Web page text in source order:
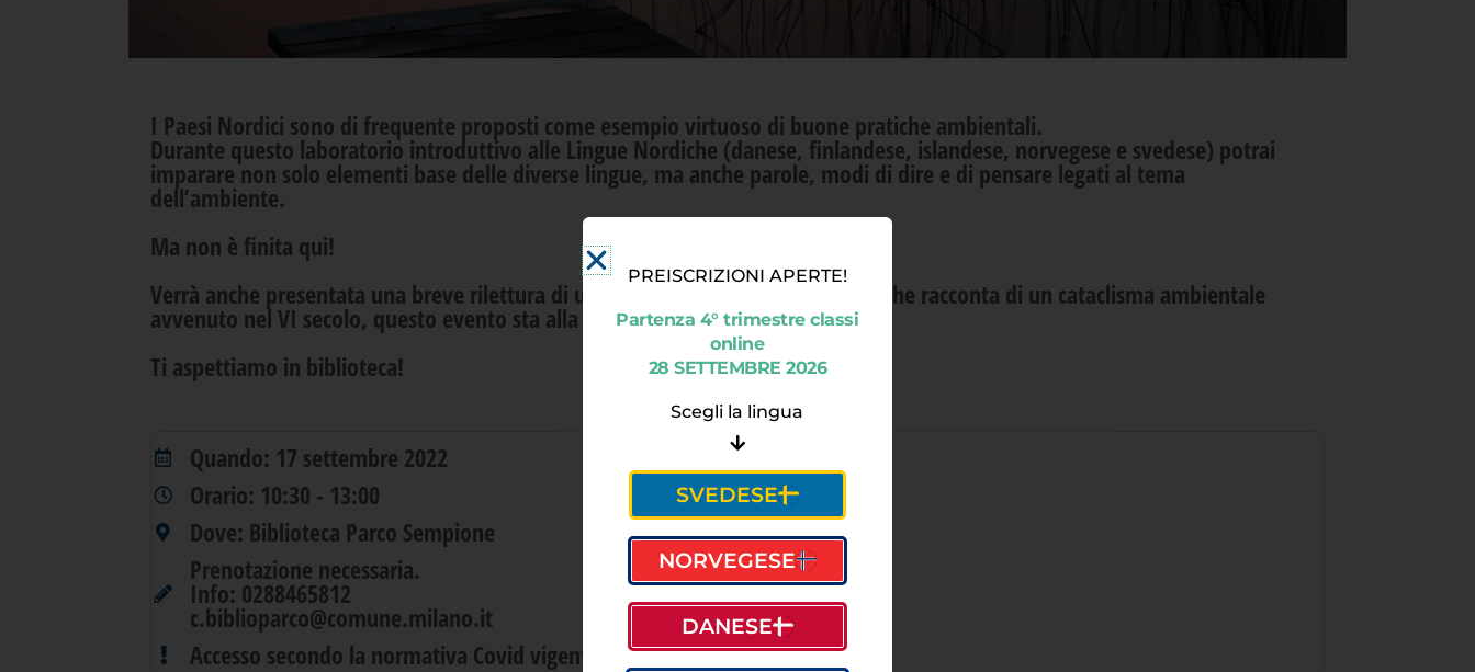
I Paesi Nordici sono di frequente proposti come esempio virtuoso di buone pratiche ambientali.
Durante questo laboratorio introduttivo alle Lingue Nordiche (danese, finlandese, islandese, norvegese e svedese) potrai
imparare non solo elementi base delle diverse lingue, ma anche parole, modi di dire e di pensare legati al tema
dell’ambiente.
Ma non è finita qui!
Verrà anche presentata una breve rilettura di un
Documento Runico del IX sec , che racconta di un cataclisma ambientale
avvenuto nel VI secolo, questo evento sta alla base del mito delRagnarok.
Ti aspettiamo in biblioteca!
Quando: 17 settembre 2022
Orario: 10:30 - 13:00
Dove: Biblioteca Parco Sempione
Prenotazione necessaria.
Info: 0288465812
c.biblioparco@comune.milano.it
Accesso secondo la normativa Covid vigente.
PREISCRIZIONI APERTE!
Partenza 4° trimestre classi
online
28 SETTEMBRE 2026
Scegli la lingua
SVEDESE
NORVEGESE
DANESE